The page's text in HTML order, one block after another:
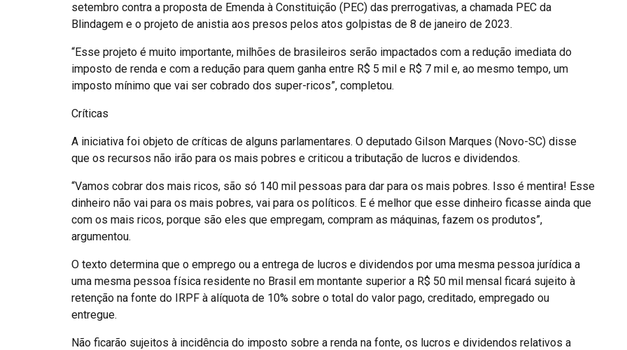
setembro contra a proposta de Emenda à Constituição (PEC) das prerrogativas, a chamada PEC da
Blindagem e o projeto de anistia aos presos pelos atos golpistas de 8 de janeiro de 2023.
“Esse projeto é muito importante, milhões de brasileiros serão impactados com a redução imediata do
imposto de renda e com a redução para quem ganha entre R$ 5 mil e R$ 7 mil e, ao mesmo tempo, um
imposto mínimo que vai ser cobrado dos super-ricos”, completou.
Críticas
A iniciativa foi objeto de críticas de alguns parlamentares. O deputado Gilson Marques (Novo-SC) disse
que os recursos não irão para os mais pobres e criticou a tributação de lucros e dividendos.
“Vamos cobrar dos mais ricos, são só 140 mil pessoas para dar para os mais pobres. Isso é mentira! Esse
dinheiro não vai para os mais pobres, vai para os políticos. E é melhor que esse dinheiro ficasse ainda que
com os mais ricos, porque são eles que empregam, compram as máquinas, fazem os produtos”,
argumentou.
O texto determina que o emprego ou a entrega de lucros e dividendos por uma mesma pessoa jurídica a
uma mesma pessoa física residente no Brasil em montante superior a R$ 50 mil mensal ficará sujeito à
retenção na fonte do IRPF à alíquota de 10% sobre o total do valor pago, creditado, empregado ou
entregue.
Não ficarão sujeitos à incidência do imposto sobre a renda na fonte, os lucros e dividendos relativos a